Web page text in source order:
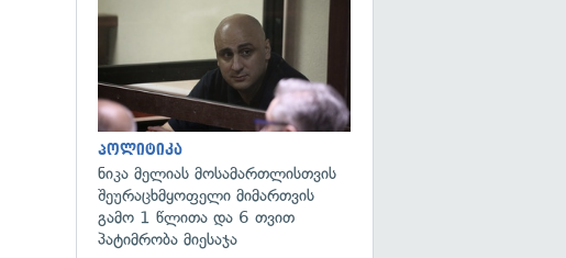
პოლიტიკა
ნიკა მელიას მოსამართლისთვის
შეურაცხმყოფელი მიმართვის
გამო 1 წლითა და 6 თვით
პატიმრობა მიესაჯა